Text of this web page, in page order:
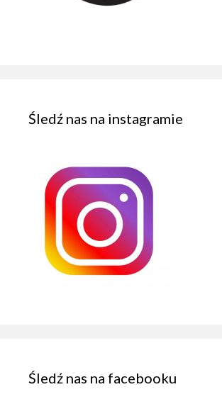
Śledź nas na instagramie
Śledź nas na facebooku